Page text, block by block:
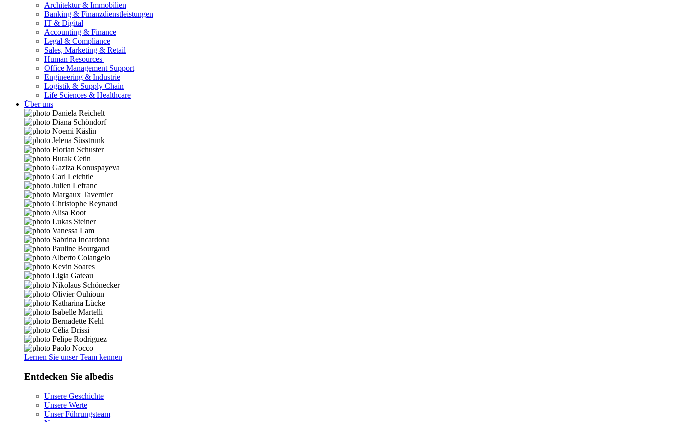
Architektur & Immobilien
Banking & Finanzdienstleistungen
IT & Digital
Accounting & Finance
Legal & Compliance
Sales, Marketing & Retail
Human Resources
Office Management Support
Engineering & Industrie
Logistik & Supply Chain
Life Sciences & Healthcare
Über uns
Lernen Sie unser Team kennen
Entdecken Sie albedis
Unsere Geschichte
Unsere Werte
Unser Führungsteam